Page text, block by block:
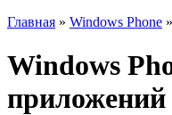
Главная » Windows Phone »
Windows
приложений